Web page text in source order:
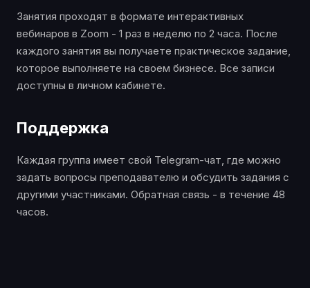
Занятия проходят в формате интерактивных
вебинаров в Zoom - 1 раз в неделю по 2 часа. После
каждого занятия вы получаете практическое задание,
которое выполняете на своем бизнесе. Все записи
доступны в личном кабинете.
Поддержка
Каждая группа имеет свой Telegram-чат, где можно
задать вопросы преподавателю и обсудить задания с
другими участниками. Обратная связь - в течение 48
часов.